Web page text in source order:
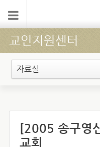
교인지원센터
자료실
[2005 송구영
교회